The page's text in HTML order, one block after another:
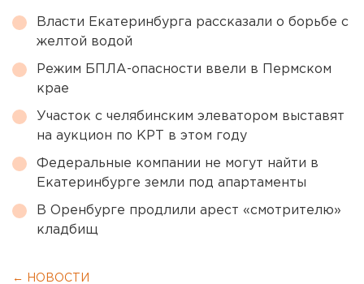
Власти Екатеринбурга рассказали о борьбе с
желтой водой
Режим БПЛА-опасности ввели в Пермском
крае
Участок с челябинским элеватором выставят
на аукцион по КРТ в этом году
Федеральные компании не могут найти в
Екатеринбурге земли под апартаменты
В Оренбурге продлили арест «смотрителю»
кладбищ
← НОВОСТИ